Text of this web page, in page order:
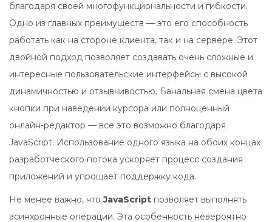
благодаря своей многофункциональности и гибкости.
Одно из главных преимуществ — это его способность
работать как на стороне клиента, так и на сервере. Этот
двойной подход позволяет создавать очень сложные и
интересные пользовательские интерфейсы с высокой
динамичностью и отзывчивостью. Банальная смена цвета
кнопки при наведении курсора или полноценный
онлайн-редактор — все это возможно благодаря
JavaScript. Использование одного языка на обоих концах
разработческого потока ускоряет процесс создания
приложений и упрощает поддержку кода.
Не менее важно, чтоJavaScript позволяет выполнять
асинхронные операции. Эта особенность невероятно